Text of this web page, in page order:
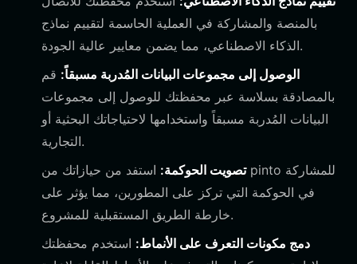
بالمنصة والمشاركة في العملية الحاسمة لتقييم نماذج
الذكاء الاصطناعي، مما يضمن معايير عالية الجودة.
الوصول إلى مجموعات البيانات المُدربة مسبقاً: قم
بالمصادقة بسلاسة عبر محفظتك للوصول إلى مجموعات
البيانات المُدربة مسبقاً واستخدامها لاحتياجاتك البحثية أو
التجارية.
تصويت الحوكمة: استفد من حيازاتك من pinto للمشاركة
في الحوكمة التي تركز على المطورين، مما يؤثر على
خارطة الطريق المستقبلية للمشروع.
دمج مكونات التعرف على الأنماط: استخدم محفظتك